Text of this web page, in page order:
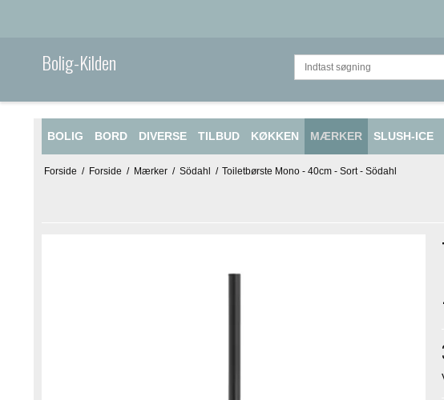
Bolig-Kilden
BOLIG BORD DIVERSE TILBUD KØKKEN MÆRKER SLUSH-ICE
Forside / Forside / Mærker / Södahl / Toiletbørste Mono - 40cm - Sort - Södahl